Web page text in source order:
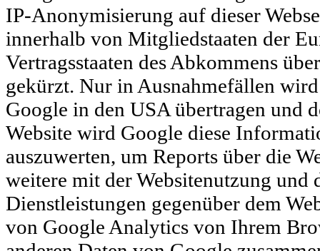
IP-Anonymisierung auf dieser
innerhalb von Mitgliedstaaten der
Vertragsstaaten des Abkommens
gekürzt. Nur in Ausnahmefällen
Google in den USA übertragen und
Website wird Google diese
auszuwerten, um Reports über die
weitere mit der Websitenutzung und
Dienstleistungen gegenüber dem
von Google Analytics von Ihrem